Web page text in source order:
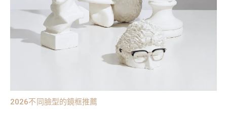
2026不同臉型的鏡框推薦